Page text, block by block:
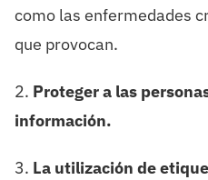
como las enfermedades
que provocan.
2. Proteger a las
información.
3. La utilización de